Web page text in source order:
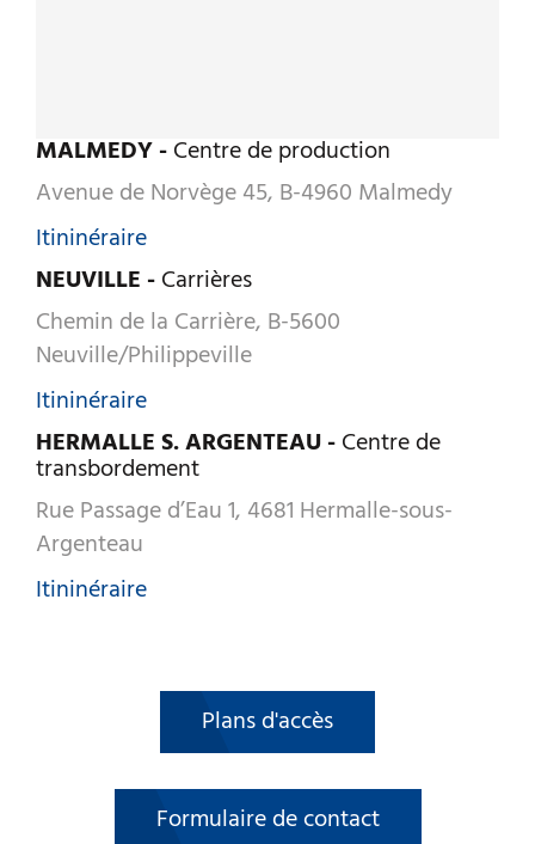
MALMEDY -Centre de production
Avenue de Norvège 45, B-4960 Malmedy
Itininéraire
NEUVILLE -Carrières
Chemin de la Carrière, B-5600
Neuville/Philippeville
Itininéraire
HERMALLE S. ARGENTEAU -Centre de
transbordement
Rue Passage d’Eau 1, 4681 Hermalle-sous-
Argenteau
Itininéraire
Plans d'accès
Formulaire de contact